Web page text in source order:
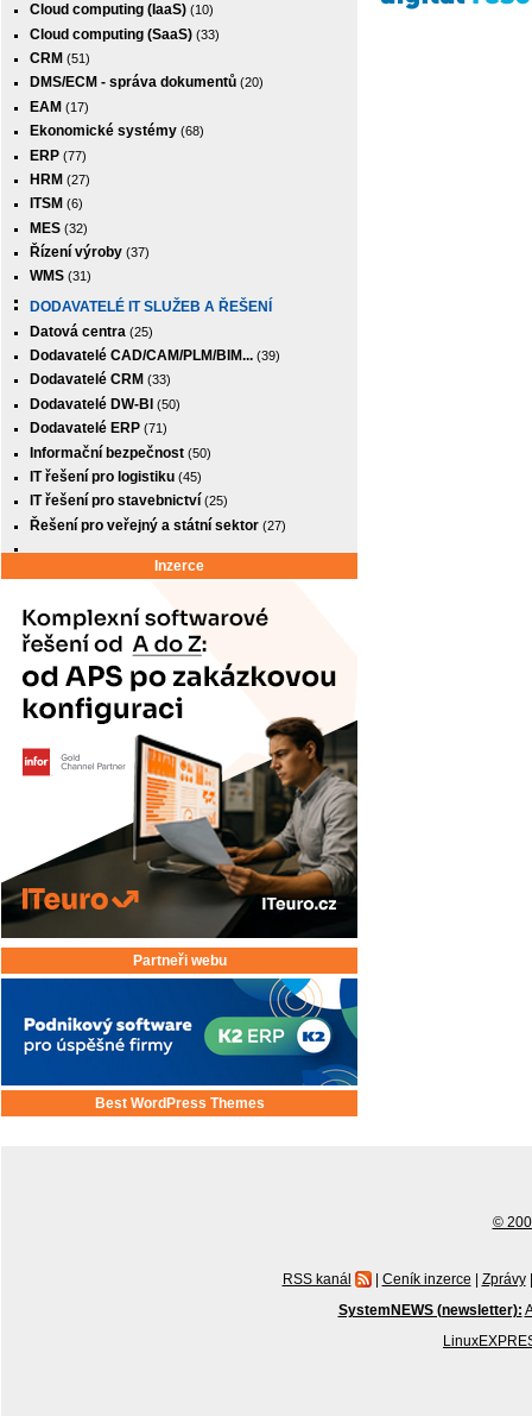
Cloud computing (IaaS) (10)
Cloud computing (SaaS) (33)
CRM (51)
DMS/ECM - správa dokumentů (20)
EAM (17)
Ekonomické systémy (68)
ERP (77)
HRM (27)
ITSM (6)
MES (32)
Řízení výroby (37)
WMS (31)
DODAVATELÉ IT SLUŽEB A ŘEŠENÍ
Datová centra (25)
Dodavatelé CAD/CAM/PLM/BIM... (39)
Dodavatelé CRM (33)
Dodavatelé DW-BI (50)
Dodavatelé ERP (71)
Informační bezpečnost (50)
IT řešení pro logistiku (45)
IT řešení pro stavebnictví (25)
Řešení pro veřejný a státní sektor (27)
Inzerce
Partneři webu
Best WordPress Themes
©
RSS kanál | Ceník inzerce | Zprávy |
SystemNEWS (newsletter):